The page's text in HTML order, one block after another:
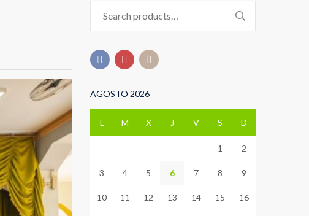
for:
AGOSTO 2026
L M X J V S D
1 2
3 4 5 6 7 8 9
10 11 12 13 14 15 16